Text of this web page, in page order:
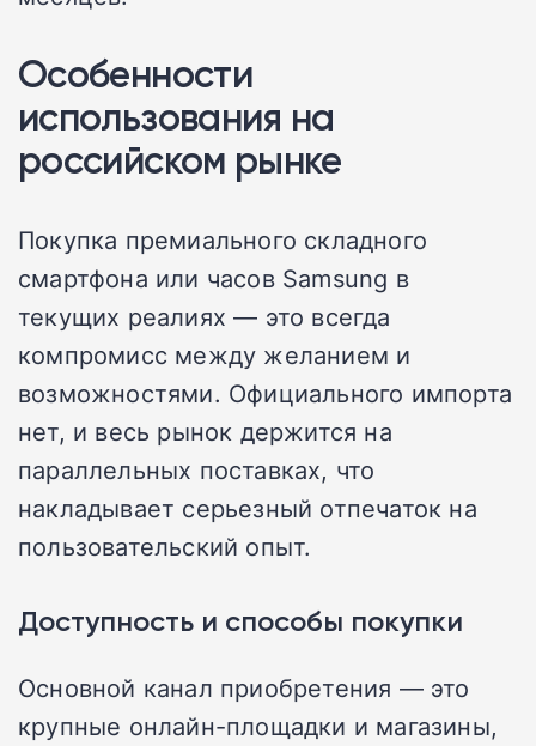
Особенности
использования на
российском рынке
Покупка премиального складного
смартфона или часов Samsung в
текущих реалиях — это всегда
компромисс между желанием и
возможностями. Официального импорта
нет, и весь рынок держится на
параллельных поставках, что
накладывает серьезный отпечаток на
пользовательский опыт.
Доступность и способы покупки
Основной канал приобретения — это
крупные онлайн-площадки и магазины,